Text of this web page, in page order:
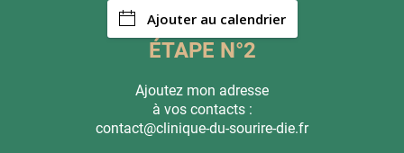
Ajouter au calendrier
ÉTAPE N°2
Ajoutez mon adresse
à vos contacts :
contact@clinique-du-sourire-die.fr